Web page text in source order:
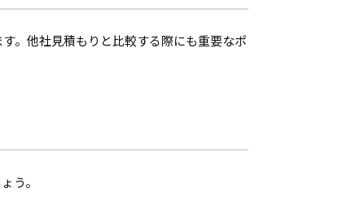
。他社見積もりと比較する際にも重要なポ
う。